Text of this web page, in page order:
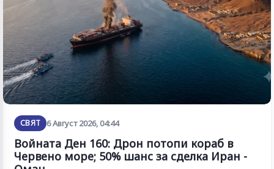
СВЯТ 6 Август 2026, 04:44
Войната Ден 160: Дрон потопи кораб в
Червено море; 50% шанс за сделка Иран -